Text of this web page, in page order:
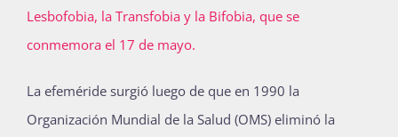
Lesbofobia, la Transfobia y la Bifobia, que se
conmemora el 17 de mayo.
La efeméride surgió luego de que en 1990 la
Organización Mundial de la Salud (OMS) eliminó la